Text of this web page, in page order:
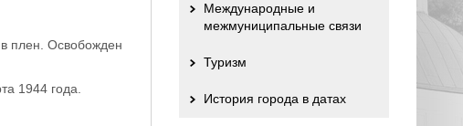
плен. Освобожден
1944 года.
Международные и
межмуниципальные связи
Туризм
История города в датах